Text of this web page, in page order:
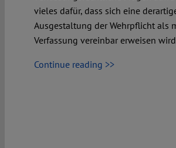
vieles dafür, dass sich eine
Ausgestaltung der Wehrpflicht als
Verfassung vereinbar erweisen
Continue reading >>